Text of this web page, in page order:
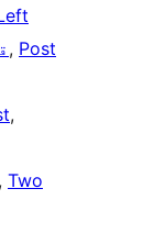
, Post
Two